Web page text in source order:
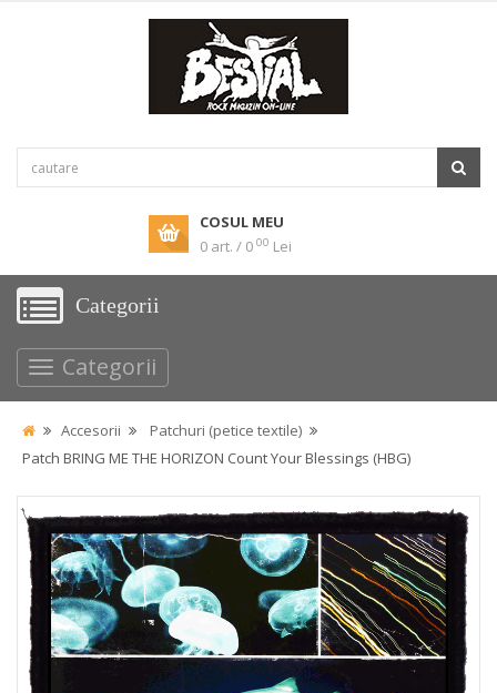
COSUL MEU
0 art. / 0 00 Lei
Categorii
Categorii
Accesorii
Patchuri (petice textile)
Patch BRING ME THE HORIZON Count Your Blessings (HBG)